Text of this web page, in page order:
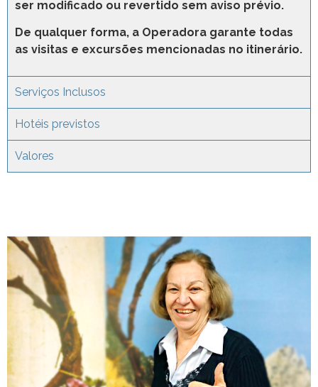
ser modificado ou revertido sem aviso prévio.
De qualquer forma, a Operadora garante todas
as visitas e excursões mencionadas no itinerário.
Serviços Inclusos
Hotéis previstos
Valores